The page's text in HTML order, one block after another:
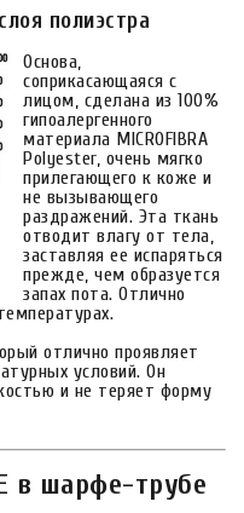
полиэстра
Основа,
соприкасающаяся с
лицом, сделана из 100%
гипоалергенного
материала MICROFIBRA
Polyester, очень мягко
прилегающего к коже и
не вызывающего
раздражений. Эта ткань
отводит влагу от тела,
заставляя ее испаряться
прежде, чем образуется
запах пота. Отлично
отлично проявляет
условий. Он
и не теряет форму
в шарфе-трубе